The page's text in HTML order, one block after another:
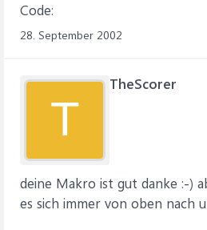
Code:
28. September 2002
T
TheScorer
deine Makro ist gut danke :-)
es sich immer von oben nach